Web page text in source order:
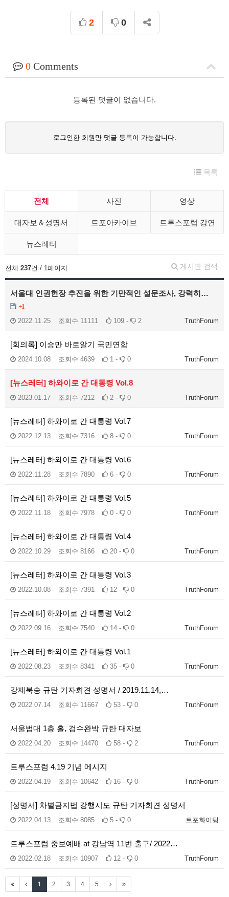
2 0
0 Comments
등록된 댓글이 없습니다.
로그인한 회원만 댓글 등록이 가능합니다.
목록
전체 사진 영상
대자보＆성명서 트포아카이브 트루스포럼 강연
뉴스레터
게시판 검색
전체 237건 / 1페이지
서울대 인권헌장 추진을 위한 기만적인 설문조사, 강력히…
+1
TruthForum
2022.11.25 조회수 11111 109 - 2
[회의록] 이승만 바로알기 국민연합
TruthForum
2024.10.08 조회수 4639 1 - 0
[뉴스레터] 하와이로 간 대통령 Vol.8
TruthForum
2023.01.17 조회수 7212 2 - 0
[뉴스레터] 하와이로 간 대통령 Vol.7
TruthForum
2022.12.13 조회수 7316 8 - 0
[뉴스레터] 하와이로 간 대통령 Vol.6
TruthForum
2022.11.28 조회수 7890 6 - 0
[뉴스레터] 하와이로 간 대통령 Vol.5
TruthForum
2022.11.18 조회수 7978 0 - 0
[뉴스레터] 하와이로 간 대통령 Vol.4
TruthForum
2022.10.29 조회수 8166 20 - 0
[뉴스레터] 하와이로 간 대통령 Vol.3
TruthForum
2022.10.08 조회수 7391 12 - 0
[뉴스레터] 하와이로 간 대통령 Vol.2
TruthForum
2022.09.16 조회수 7540 14 - 0
[뉴스레터] 하와이로 간 대통령 Vol.1
TruthForum
2022.08.23 조회수 8341 35 - 0
강제북송 규탄 기자회견 성명서 / 2019.11.14,…
TruthForum
2022.07.14 조회수 11667 53 - 0
서울법대 1층 홀, 검수완박 규탄 대자보
TruthForum
2022.04.20 조회수 14470 58 - 2
트루스포럼 4.19 기념 메시지
TruthForum
2022.04.19 조회수 10642 16 - 0
[성명서] 차별금지법 강행시도 규탄 기자회견 성명서
트포화이팅
2022.04.13 조회수 8085 5 - 0
트루스포럼 중보예배 at 강남역 11번 출구/ 2022…
TruthForum
2022.02.18 조회수 10907 12 - 0
1 2 3 4 5